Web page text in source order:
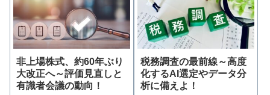
非上場株式、約60年ぶり
大改正へ～評価見直しと
有識者会議の動向！
税務調査の最前線～高度
化するAI選定やデータ分
析に備えよ！